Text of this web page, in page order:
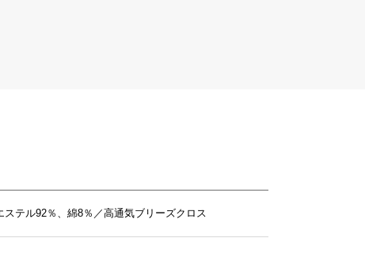
ステル92％、綿8％／高通気ブリーズクロス